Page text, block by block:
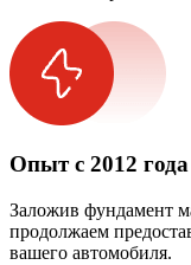
Опыт с 2012 года
Заложив фундамент
продолжаем
вашего автомобиля.